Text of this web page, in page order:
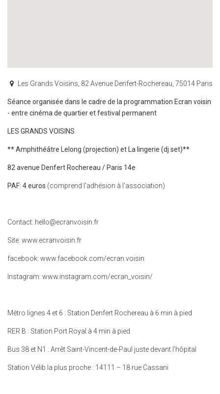
Les Grands Voisins, 82 Avenue Denfert-Rochereau, 75014 Paris
Séance organisée dans le cadre de la programmation Ecran voisin
- entre cinéma de quartier et festival permanent
LES GRANDS VOISINS
** Amphithéâtre Lelong (projection) et La lingerie (dj set)**
82 avenue Denfert Rochereau / Paris 14e
PAF: 4 euros (comprend l'adhésion à l'association)
Contact: hello@ecranvoisin.fr
Site: www.ecranvoisin.fr
facebook: www.facebook.com/ecran.voisin
Instagram: www.instagram.com/ecran_voisin/
Métro lignes 4 et 6 : Station Denfert Rochereau à 6 min à pied
RER B : Station Port Royal à 4 min à pied
Bus 38 et N1 : Arrêt Saint-Vincent-de-Paul juste devant l'hôpital
Station Vélib la plus proche : 14111 – 18 rue Cassani